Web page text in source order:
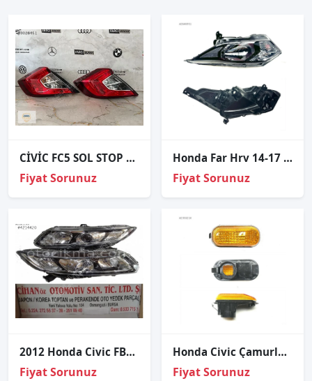
CİVİC FC5 SOL STOP ORJİNAL
Fiyat Sorunuz
Honda Far Hrv 14-17 Sol (Ledsiz/Motorlu)
Fiyat Sorunuz
2012 Honda Civic FB7 için Sağ-Sol Xenon Far Seti
Fiyat Sorunuz
Honda Civic Çamurluk Sinyal Sarı Sol 1992-1996
Fiyat Sorunuz